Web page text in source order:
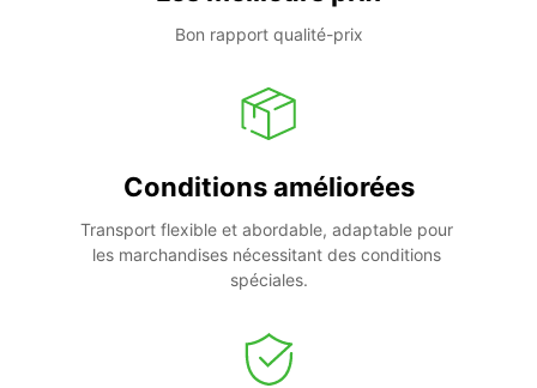
Bon rapport qualité-prix
Conditions améliorées
Transport flexible et abordable, adaptable pour
les marchandises nécessitant des conditions
spéciales.